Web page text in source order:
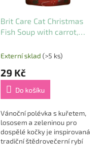
Brit Care Cat Christmas
Fish Soup with carrot,
Externí sklad (>5 ks)
29 Kč
Do košíku
Vánoční polévka s kuřetem,
lososem a zeleninou pro
dospělé kočky je inspirovaná
tradiční štědrovečerní rybí